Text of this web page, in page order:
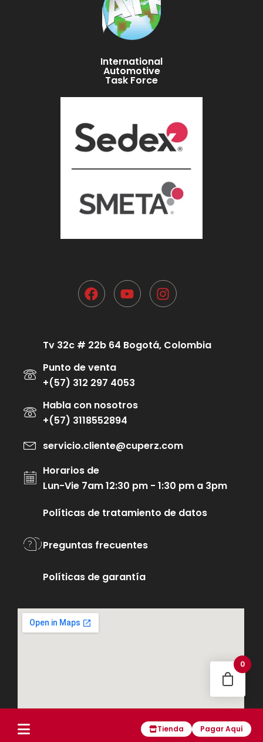
Tienda Pagar Aquí
International
Automotive
Task Force
Tv 32c # 22b 64 Bogotá, Colombia
Punto de venta
+(57) 312 297 4053
Habla con nosotros
+(57) 3118552894
servicio.cliente@cuperz.com
Horarios de
Lun-Vie 7am 12:30 pm - 1:30 pm a 3pm
Políticas de tratamiento de datos
Preguntas frecuentes
Políticas de garantía
0